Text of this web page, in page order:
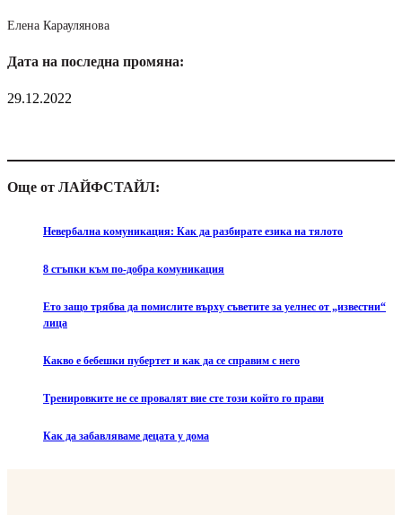
Елена Караулянова
Дата на последна промяна:
29.12.2022
Още от ЛАЙФСТАЙЛ:
Невербална комуникация: Как да разбирате езика на тялото
8 стъпки към по-добра комуникация
Ето защо трябва да помислите върху съветите за уелнес от „известни“
лица
Какво е бебешки пубертет и как да се справим с него
Тренировките не се провалят вие сте този който го прави
Как да забавляваме децата у дома